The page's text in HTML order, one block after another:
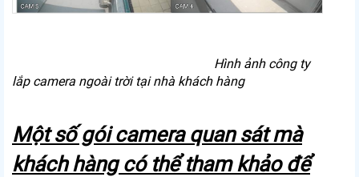
Hình ảnh công ty
lắp camera ngoài trời tại nhà khách hàng
Một số gói camera quan sát mà
khách hàng có thể tham khảo để